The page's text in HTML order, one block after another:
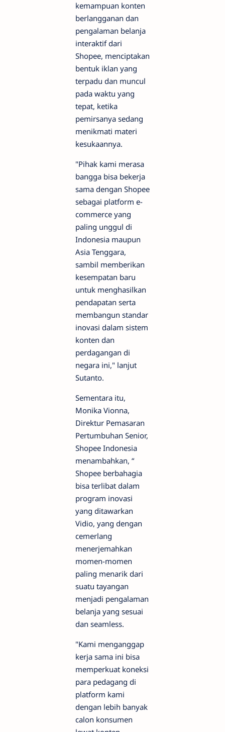
kemampuan konten
berlangganan dan
pengalaman belanja
interaktif dari
Shopee, menciptakan
bentuk iklan yang
terpadu dan muncul
pada waktu yang
tepat, ketika
pemirsanya sedang
menikmati materi
kesukaannya.
"Pihak kami merasa
bangga bisa bekerja
sama dengan Shopee
sebagai platform e-
commerce yang
paling unggul di
Indonesia maupun
Asia Tenggara,
sambil memberikan
kesempatan baru
untuk menghasilkan
pendapatan serta
membangun standar
inovasi dalam sistem
konten dan
perdagangan di
negara ini," lanjut
Sutanto.
Sementara itu,
Monika Vionna,
Direktur Pemasaran
Pertumbuhan Senior,
Shopee Indonesia
menambahkan, “
Shopee berbahagia
bisa terlibat dalam
program inovasi
yang ditawarkan
Vidio, yang dengan
cemerlang
menerjemahkan
momen-momen
paling menarik dari
suatu tayangan
menjadi pengalaman
belanja yang sesuai
dan seamless.
"Kami menganggap
kerja sama ini bisa
memperkuat koneksi
para pedagang di
platform kami
dengan lebih banyak
calon konsumen